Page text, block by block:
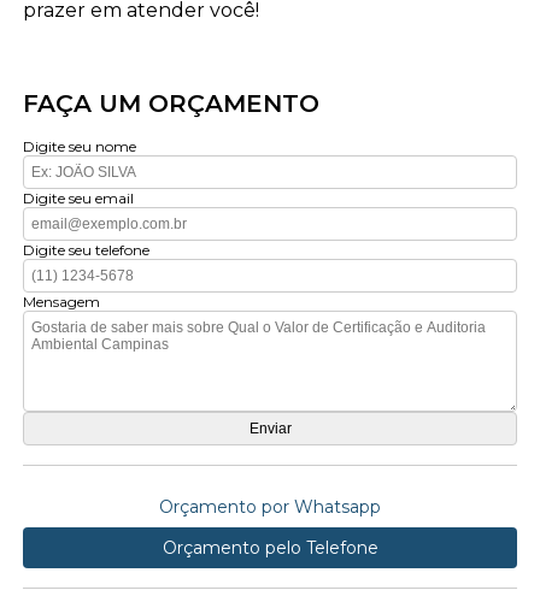
prazer em atender você!
FAÇA UM ORÇAMENTO
Digite seu nome
Digite seu email
Digite seu telefone
Mensagem
Orçamento por Whatsapp
Orçamento pelo Telefone